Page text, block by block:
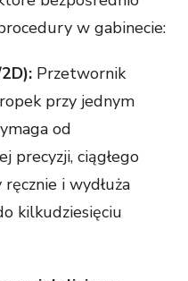
w gabinecie:
Przetwornik
przy jednym
od
precyzji, ciągłego
i wydłuża
kilkudziesięciu